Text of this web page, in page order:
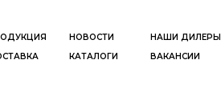
НОВОСТИ НАШИ ДИЛЕРЫ
КАТАЛОГИ ВАКАНСИИ